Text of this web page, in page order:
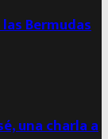
Bermudas
una charla a